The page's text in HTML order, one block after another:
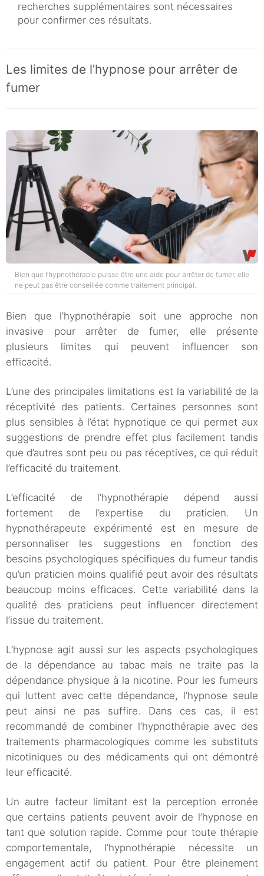
recherches supplémentaires sont nécessaires
pour confirmer ces résultats.
Les limites de l’hypnose pour arrêter de
fumer
Bien que l’hypnothérapie puisse être une aide pour arrêter de fumer, elle
ne peut pas être conseillée comme traitement principal.
Bien que l’hypnothérapie soit une approche non
invasive pour arrêter de fumer, elle présente
plusieurs limites qui peuvent influencer son
efficacité.
L’une des principales limitations est la variabilité de la
réceptivité des patients. Certaines personnes sont
plus sensibles à l’état hypnotique ce qui permet aux
suggestions de prendre effet plus facilement tandis
que d’autres sont peu ou pas réceptives, ce qui réduit
l’efficacité du traitement.
L’efficacité de l’hypnothérapie dépend aussi
fortement de l’expertise du praticien. Un
hypnothérapeute expérimenté est en mesure de
personnaliser les suggestions en fonction des
besoins psychologiques spécifiques du fumeur tandis
qu’un praticien moins qualifié peut avoir des résultats
beaucoup moins efficaces. Cette variabilité dans la
qualité des praticiens peut influencer directement
l’issue du traitement.
L’hypnose agit aussi sur les aspects psychologiques
de la dépendance au tabac mais ne traite pas la
dépendance physique à la nicotine. Pour les fumeurs
qui luttent avec cette dépendance, l’hypnose seule
peut ainsi ne pas suffire. Dans ces cas, il est
recommandé de combiner l’hypnothérapie avec des
traitements pharmacologiques comme les substituts
nicotiniques ou des médicaments qui ont démontré
leur efficacité.
Un autre facteur limitant est la perception erronée
que certains patients peuvent avoir de l’hypnose en
tant que solution rapide. Comme pour toute thérapie
comportementale, l’hypnothérapie nécessite un
engagement actif du patient. Pour être pleinement